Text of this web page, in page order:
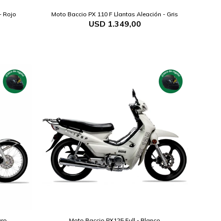
Rojo Moto Baccio PX 110 F Llantas Aleación - Gris
USD 1.349,00